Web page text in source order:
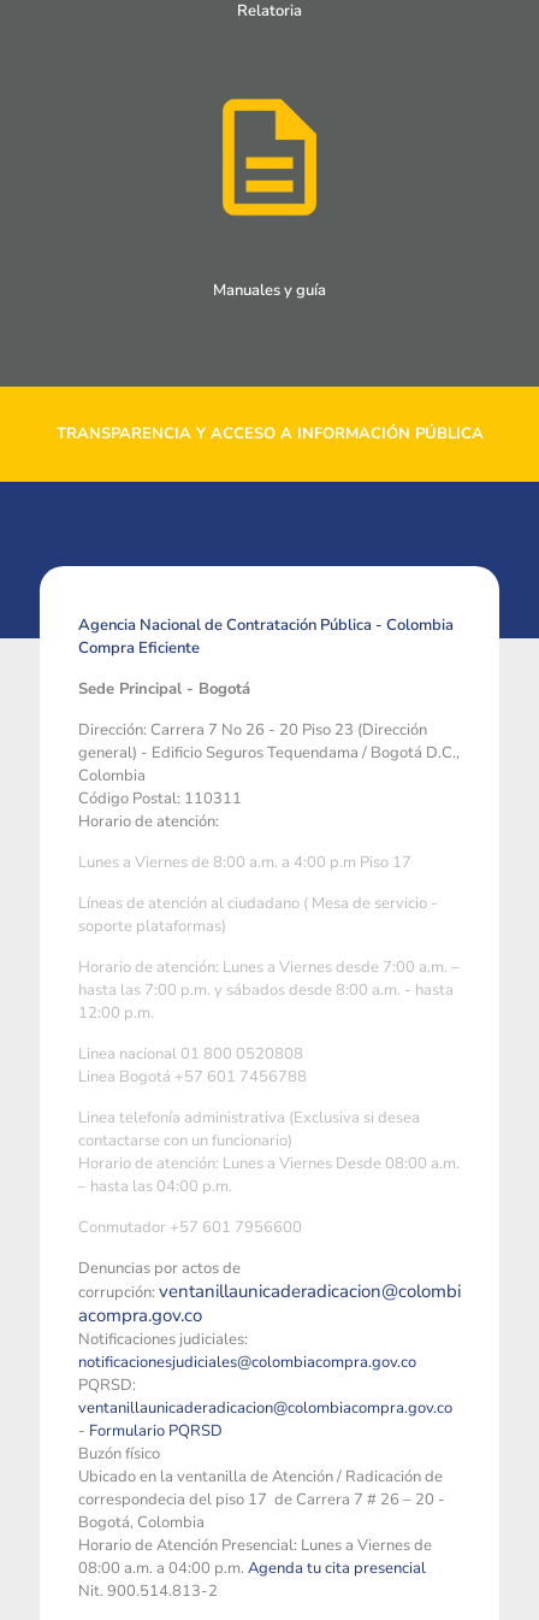
Relatoria
Manuales y guía
TRANSPARENCIA Y ACCESO A INFORMACIÓN PÚBLICA
Agencia Nacional de Contratación Pública - Colombia
Compra Eficiente
Sede Principal - Bogotá
Dirección: Carrera 7 No 26 - 20 Piso 23 (Dirección
general) - Edificio Seguros Tequendama / Bogotá D.C.,
Colombia
Código Postal: 110311
Horario de atención:
Lunes a Viernes de 8:00 a.m. a 4:00 p.m Piso 17
Líneas de atención al ciudadano ( Mesa de servicio -
soporte plataformas)
Horario de atención: Lunes a Viernes desde 7:00 a.m. –
hasta las 7:00 p.m. y sábados desde 8:00 a.m. - hasta
12:00 p.m.
Linea nacional 01 800 0520808
Linea Bogotá +57 601 7456788
Linea telefonía administrativa (Exclusiva si desea
contactarse con un funcionario)
Horario de atención: Lunes a Viernes Desde 08:00 a.m.
– hasta las 04:00 p.m.
Conmutador +57 601 7956600
Denuncias por actos de
corrupción: ventanillaunicaderadicacion@colombi
acompra.gov.co
Notificaciones judiciales:
notificacionesjudiciales@colombiacompra.gov.co
PQRSD:
ventanillaunicaderadicacion@colombiacompra.gov.co
- Formulario PQRSD
Buzón físico
Ubicado en la ventanilla de Atención / Radicación de
correspondecia del piso 17 de Carrera 7 # 26 – 20 -
Bogotá, Colombia
Horario de Atención Presencial: Lunes a Viernes de
08:00 a.m. a 04:00 p.m. Agenda tu cita presencial
Nit. 900.514.813-2